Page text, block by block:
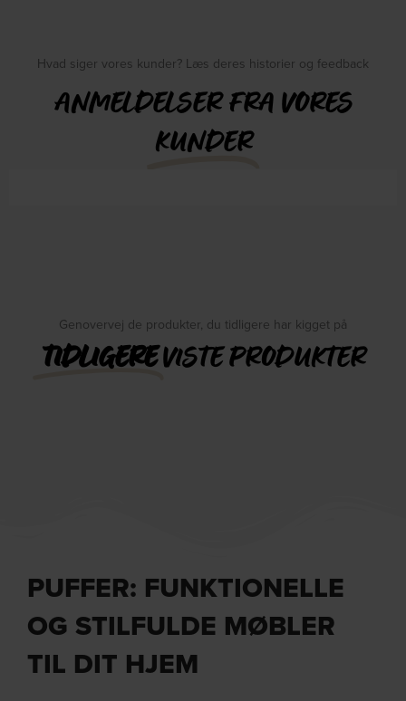
Hvad siger vores kunder? Læs deres historier og feedback
ANMELDELSER FRA VORES
KUNDER
Genovervej de produkter, du tidligere har kigget på
TIDLIGEREVISTE PRODUKTER
PUFFER: FUNKTIONELLE
OG STILFULDE MØBLER
TIL DIT HJEM